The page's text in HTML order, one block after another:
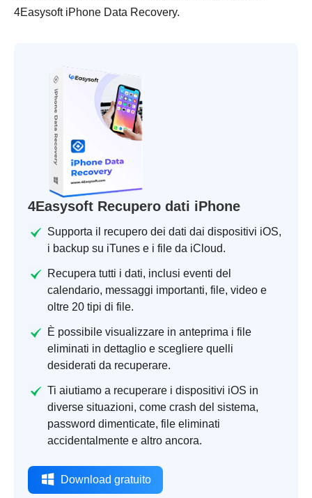
4Easysoft iPhone Data Recovery.
4Easysoft Recupero dati iPhone
Supporta il recupero dei dati dai dispositivi iOS,
i backup su iTunes e i file da iCloud.
Recupera tutti i dati, inclusi eventi del
calendario, messaggi importanti, file, video e
oltre 20 tipi di file.
È possibile visualizzare in anteprima i file
eliminati in dettaglio e scegliere quelli
desiderati da recuperare.
Ti aiutiamo a recuperare i dispositivi iOS in
diverse situazioni, come crash del sistema,
password dimenticate, file eliminati
accidentalmente e altro ancora.
Download gratuito